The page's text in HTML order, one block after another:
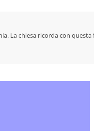
La chiesa ricorda con